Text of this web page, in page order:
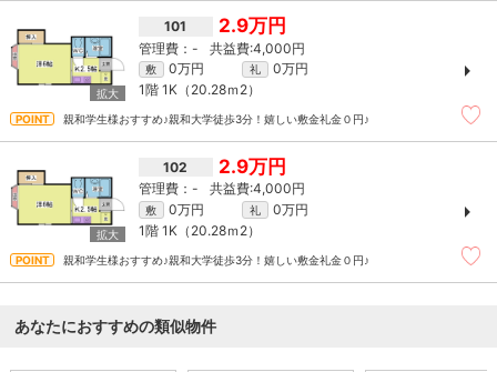
101 2.9万円
- 4,000円
敷 0万円 礼
0万円
1階 1K（20.28ｍ 2）
親和学生様おすすめ♪親和大学徒歩3分！嬉しい敷金礼金０円♪
102 2.9万円
- 4,000円
敷 0万円 礼
0万円
1階 1K（20.28ｍ 2）
親和学生様おすすめ♪親和大学徒歩3分！嬉しい敷金礼金０円♪
あなたにおすすめの類似物件